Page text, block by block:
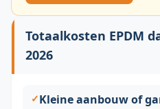
Totaalkosten EPDM
2026
Kleine aanbouw of